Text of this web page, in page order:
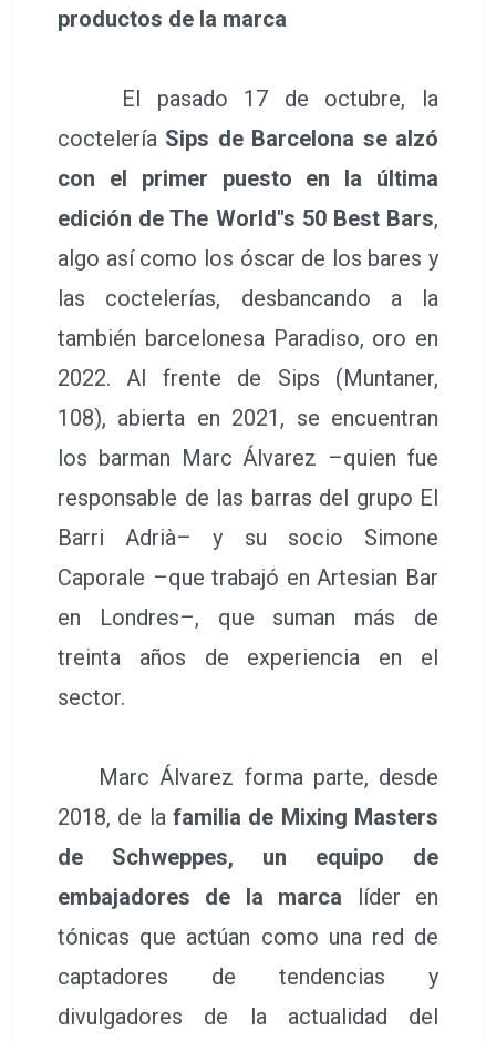
productos de la marca
El pasado 17 de octubre, la
coctelería Sips de Barcelona se alzó
con el primer puesto en la última
edición de The World"s 50 Best Bars,
algo así como los óscar de los bares y
las coctelerías, desbancando a la
también barcelonesa Paradiso, oro en
2022. Al frente de Sips (Muntaner,
108), abierta en 2021, se encuentran
los barman Marc Álvarez –quien fue
responsable de las barras del grupo El
Barri Adrià– y su socio Simone
Caporale –que trabajó en Artesian Bar
en Londres–, que suman más de
treinta años de experiencia en el
sector.
Marc Álvarez forma parte, desde
2018, de lafamilia de Mixing Masters
de Schweppes, un equipo de
embajadores de la marca líder en
tónicas que actúan como una red de
captadores de tendencias y
divulgadores de la actualidad del